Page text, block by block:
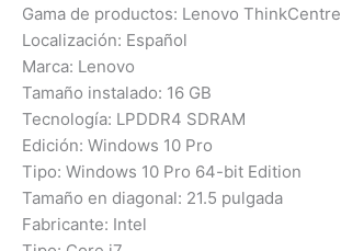
Gama de productos: Lenovo ThinkCentre
Localización: Español
Marca: Lenovo
Tamaño instalado: 16 GB
Tecnología: LPDDR4 SDRAM
Edición: Windows 10 Pro
Tipo: Windows 10 Pro 64-bit Edition
Tamaño en diagonal: 21.5 pulgada
Fabricante: Intel